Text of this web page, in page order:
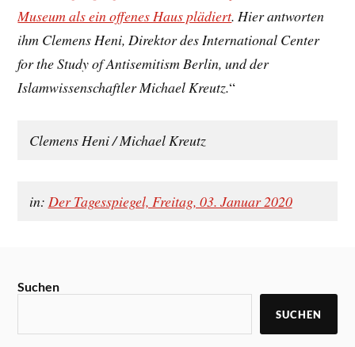
Museum als ein offenes Haus plädiert. Hier antworten
ihm Clemens Heni, Direktor des International Center
for the Study of Antisemitism Berlin, und der
Islamwissenschaftler Michael Kreutz.“
Clemens Heni/Michael Kreutz
in: Der Tagesspiegel, Freitag, 03. Januar 2020
Suchen
SUCHEN